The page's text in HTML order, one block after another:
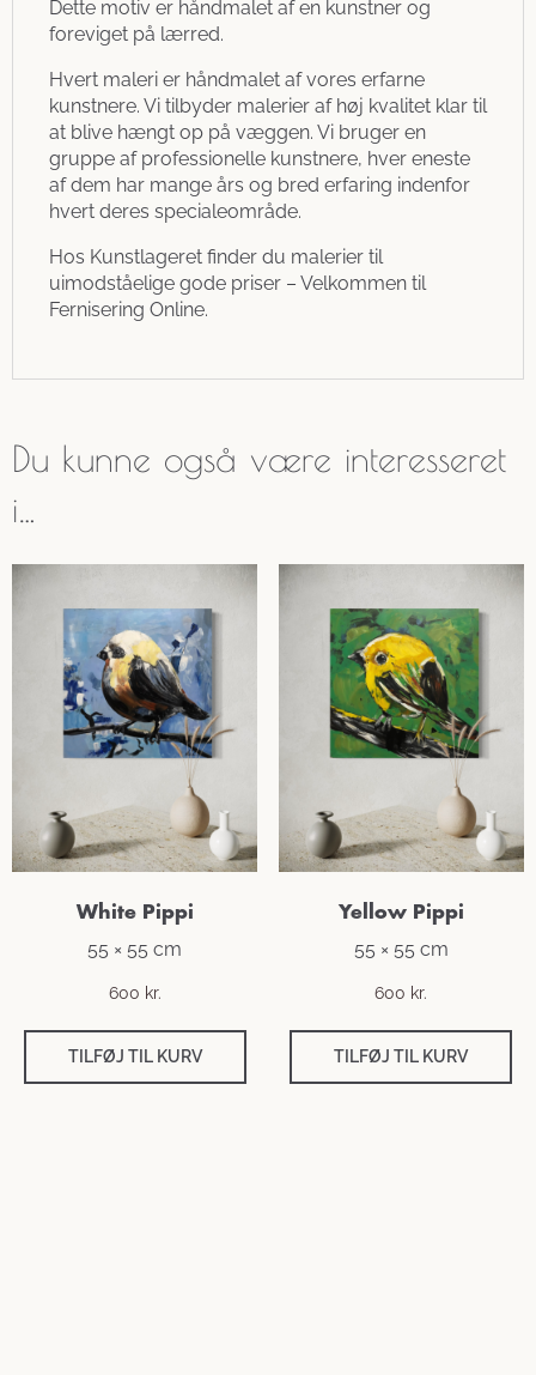
Dette motiv er håndmalet af en kunstner og
foreviget på lærred.
Hvert maleri er håndmalet af vores erfarne
kunstnere. Vi tilbyder malerier af høj kvalitet klar til
at blive hængt op på væggen. Vi bruger en
gruppe af professionelle kunstnere, hver eneste
af dem har mange års og bred erfaring indenfor
hvert deres specialeområde.
Hos Kunstlageret finder du malerier til
uimodståelige gode priser – Velkommen til
Fernisering Online.
Du kunne også være interesseret
i…
White Pippi
55 × 55 cm
600 kr.
TILFØJ TIL KURV
Yellow Pippi
55 × 55 cm
600 kr.
TILFØJ TIL KURV